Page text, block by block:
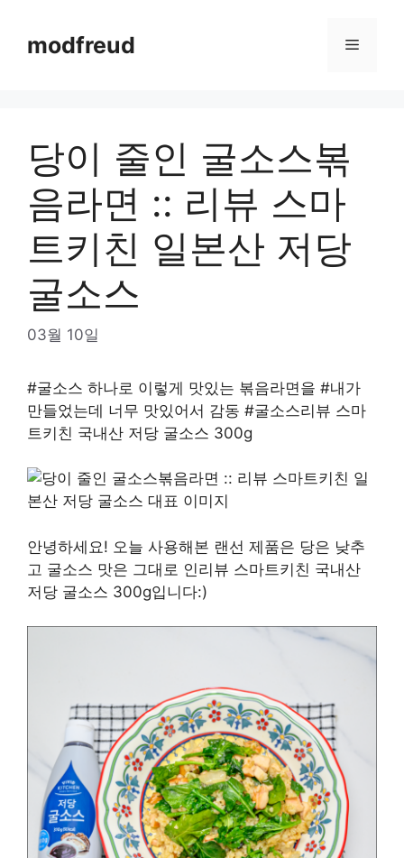
contentmodfreud Menu
당이 줄인 굴소스볶
음라면 :: 리뷰 스마
트키친 일본산 저당
굴소스
03월 10일
#굴소스 하나로 이렇게 맛있는 볶음라면을 #내가
만들었는데 너무 맛있어서 감동 #굴소스리뷰 스마
트키친 국내산 저당 굴소스 300g
안녕하세요! 오늘 사용해본 랜선 제품은 당은 낮추
고 굴소스 맛은 그대로 인리뷰 스마트키친 국내산
저당 굴소스 300g입니다:)